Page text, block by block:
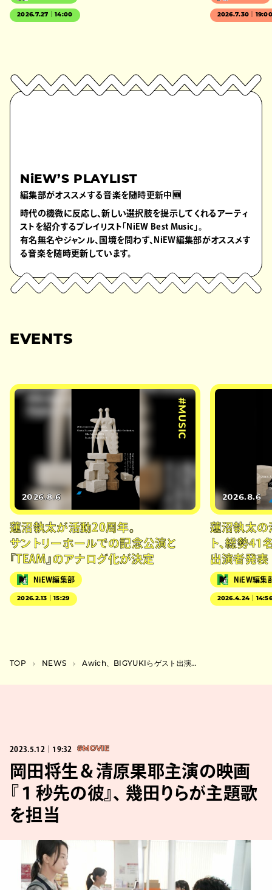
2026.7.27｜14:00 2026.7.30｜
NiEW’S PLAYLIST
編集部がオススメする音楽を随時更新中🆕
時代の機微に反応し、新しい選択肢を提示してくれるアーティ
ストを紹介するプレイリスト「NiEW Best Music」。
有名無名やジャンル、国境を問わず、NiEW編集部がオススメす
る音楽を随時更新しています。
EVENTS
#MUSIC
2026.8.6
蓮沼執太が活動20周年。
サントリーホールでの記念公演と
『TEAM』のアナログ化が決定
NiEW編集部
2026.2.13｜15:29
2026.8.6
蓮沼執太の
ト、総勢41
出演者発表
NiEW編集
2026.4.24｜
TOP NEWS Awich、BIGYUKIらゲスト出演、『東京JAZZ 2023 NEO-SYMPHONIC JAZZ at 芸劇 -Mirage Future-』
2023.5.12｜19:32 #MOVIE
岡田将生＆清原果耶主演の映画
『１秒先の彼』、 幾田りらが主題歌
を担当